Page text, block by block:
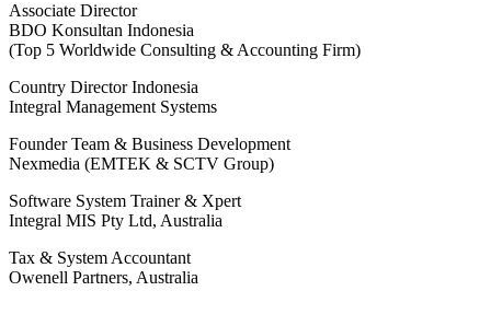
Associate Director
BDO Konsultan Indonesia
(Top 5 Worldwide Consulting & Accounting Firm)
Country Director Indonesia
Integral Management Systems
Founder Team & Business Development
Nexmedia (EMTEK & SCTV Group)
Software System Trainer & Xpert
Integral MIS Pty Ltd, Australia
Tax & System Accountant
Owenell Partners, Australia